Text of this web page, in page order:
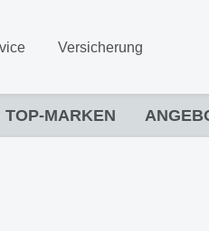
Versicherung
TOP-MARKEN